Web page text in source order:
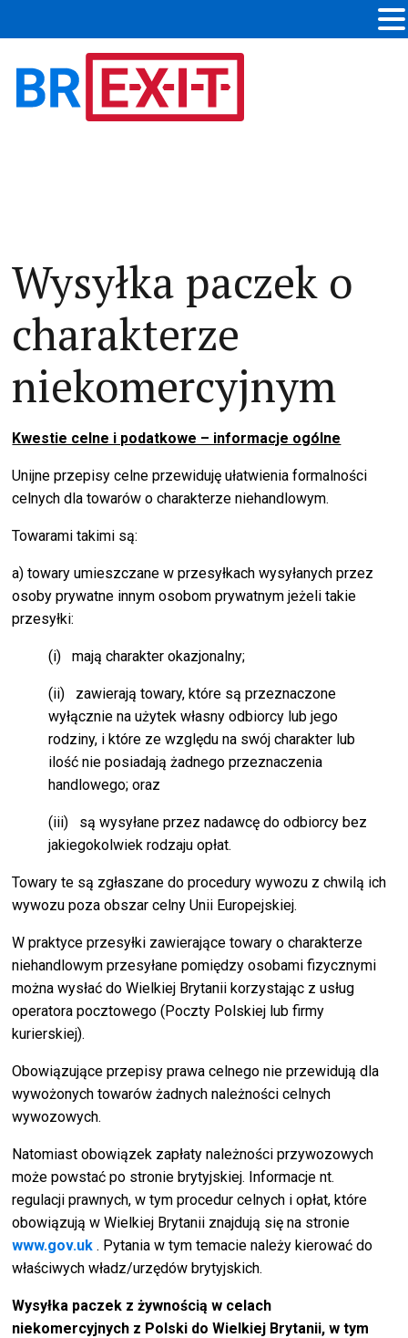
Wysyłka paczek o
charakterze
niekomercyjnym
Kwestie celne i podatkowe – informacje ogólne
Unijne przepisy celne przewiduję ułatwienia formalności
celnych dla towarów o charakterze niehandlowym.
Towarami takimi są:
a) towary umieszczane w przesyłkach wysyłanych przez
osoby prywatne innym osobom prywatnym jeżeli takie
przesyłki:
(i) mają charakter okazjonalny;
(ii) zawierają towary, które są przeznaczone
wyłącznie na użytek własny odbiorcy lub jego
rodziny, i które ze względu na swój charakter lub
ilość nie posiadają żadnego przeznaczenia
handlowego; oraz
(iii) są wysyłane przez nadawcę do odbiorcy bez
jakiegokolwiek rodzaju opłat.
Towary te są zgłaszane do procedury wywozu z chwilą ich
wywozu poza obszar celny Unii Europejskiej.
W praktyce przesyłki zawierające towary o charakterze
niehandlowym przesyłane pomiędzy osobami fizycznymi
można wysłać do Wielkiej Brytanii korzystając z usług
operatora pocztowego (Poczty Polskiej lub firmy
kurierskiej).
Obowiązujące przepisy prawa celnego nie przewidują dla
wywożonych towarów żadnych należności celnych
wywozowych.
Natomiast obowiązek zapłaty należności przywozowych
może powstać po stronie brytyjskiej. Informacje nt.
regulacji prawnych, w tym procedur celnych i opłat, które
obowiązują w Wielkiej Brytanii znajdują się na stronie
www.gov.uk . Pytania w tym temacie należy kierować do
właściwych władz/urzędów brytyjskich.
Wysyłka paczek z żywnością w celach
niekomercyjnych z Polski do Wielkiej Brytanii, w tym